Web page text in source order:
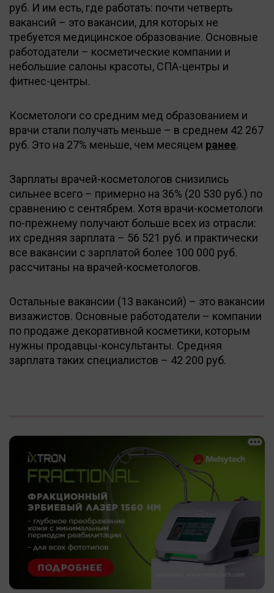
руб. И им есть, где работать: почти четверть
вакансий – это вакансии, для которых не
требуется медицинское образование. Основные
работодатели – косметические компании и
небольшие салоны красоты, СПА-центры и
фитнес-центры.
Косметологи со средним мед образованием и
врачи стали получать меньше – в среднем 42 267
руб. Это на 27% меньше, чем месяцем ранее.
Зарплаты врачей-косметологов снизились
сильнее всего – примерно на 36% (20 530 руб.) по
сравнению с сентябрем. Хотя врачи-косметологи
по-прежнему получают больше всех из отрасли:
их средняя зарплата – 56 521 руб. и практически
все вакансии с зарплатой более 100 000 руб.
рассчитаны на врачей-косметологов.
Остальные вакансии (13 вакансий) – это вакансии
визажистов. Основные работодатели – компании
по продаже декоративной косметики, которым
нужны продавцы-консультанты. Средняя
зарплата таких специалистов – 42 200 руб.